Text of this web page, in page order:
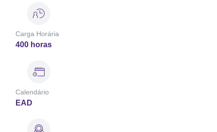
Carga Horária
400 horas
Calendário
EAD